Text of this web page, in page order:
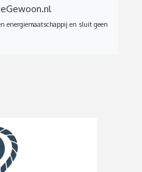
energiemaatschappij en sluit geen